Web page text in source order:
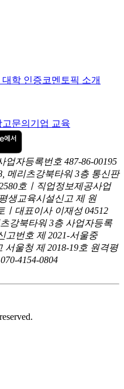
대학 인증코멘토픽 소개
고문의 기업 교육
자등록번호 487-86-00195
메리츠강북타워 3층 통신판
호ㅣ직업정보제공사업
생교육시설신고 제 원
ㅣ대표이사 이재성 04512
강북타워 3층 사업자등록
고번호 제 2021-서울중
서울청 제 2018-19호 원격평
4154-0804